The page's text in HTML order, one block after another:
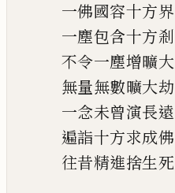
一佛國容十方界
一塵包含十方剎
不令一塵增曠大
無量無數曠大劫
一念未曾演長遠
遍詣十方求成佛
往昔精進捨生死